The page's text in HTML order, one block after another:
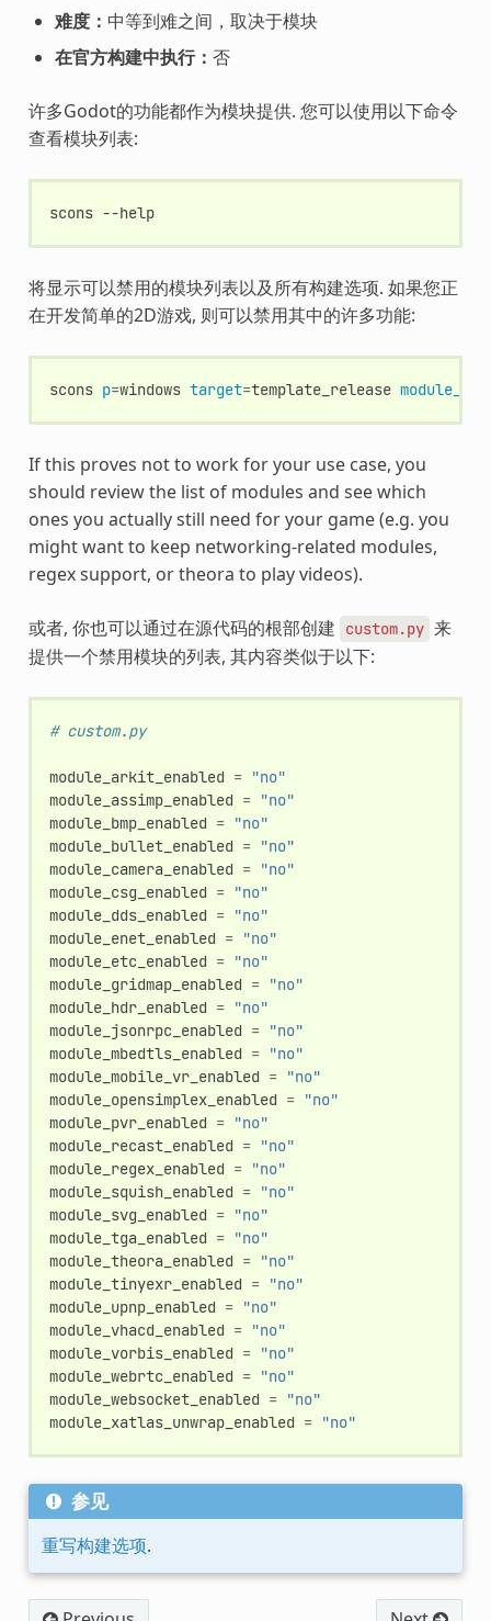
难度： 中等到难之间，取决于模块
在官方构建中执行： 否
许多Godot的功能都作为模块提供. 您可以使用以下命令
查看模块列表:
scons --help
将显示可以禁用的模块列表以及所有构建选项. 如果您正
在开发简单的2D游戏, 则可以禁用其中的许多功能:
scons p=windows target=template_release
If this proves not to work for your use case, you
should review the list of modules and see which
ones you actually still need for your game (e.g. you
might want to keep networking-related modules,
regex support, or theora to play videos).
或者, 你也可以通过在源代码的根部创建 custom.py 来
提供一个禁用模块的列表, 其内容类似于以下:
# custom.py
module_arkit_enabled = "no"
module_assimp_enabled = "no"
module_bmp_enabled = "no"
module_bullet_enabled = "no"
module_camera_enabled = "no"
module_csg_enabled = "no"
module_dds_enabled = "no"
module_enet_enabled = "no"
module_etc_enabled = "no"
module_gridmap_enabled = "no"
module_hdr_enabled = "no"
module_jsonrpc_enabled = "no"
module_mbedtls_enabled = "no"
module_mobile_vr_enabled = "no"
module_opensimplex_enabled = "no"
module_pvr_enabled = "no"
module_recast_enabled = "no"
module_regex_enabled = "no"
module_squish_enabled = "no"
module_svg_enabled = "no"
module_tga_enabled = "no"
module_theora_enabled = "no"
module_tinyexr_enabled = "no"
module_upnp_enabled = "no"
module_vhacd_enabled = "no"
module_vorbis_enabled = "no"
module_webrtc_enabled = "no"
module_websocket_enabled = "no"
module_xatlas_unwrap_enabled = "no"
参见
重写构建选项.